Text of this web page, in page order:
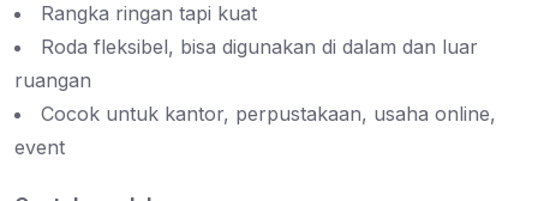
Rangka ringan tapi kuat
Roda fleksibel, bisa digunakan di dalam dan luar
ruangan
Cocok untuk kantor, perpustakaan, usaha online,
event